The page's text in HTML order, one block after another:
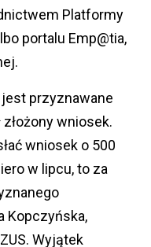
Platformy
portalu Emp@tia,
przyznawane
wniosek.
wniosek o 500
w lipcu, to za
Kopczyńska,
Wyjątek